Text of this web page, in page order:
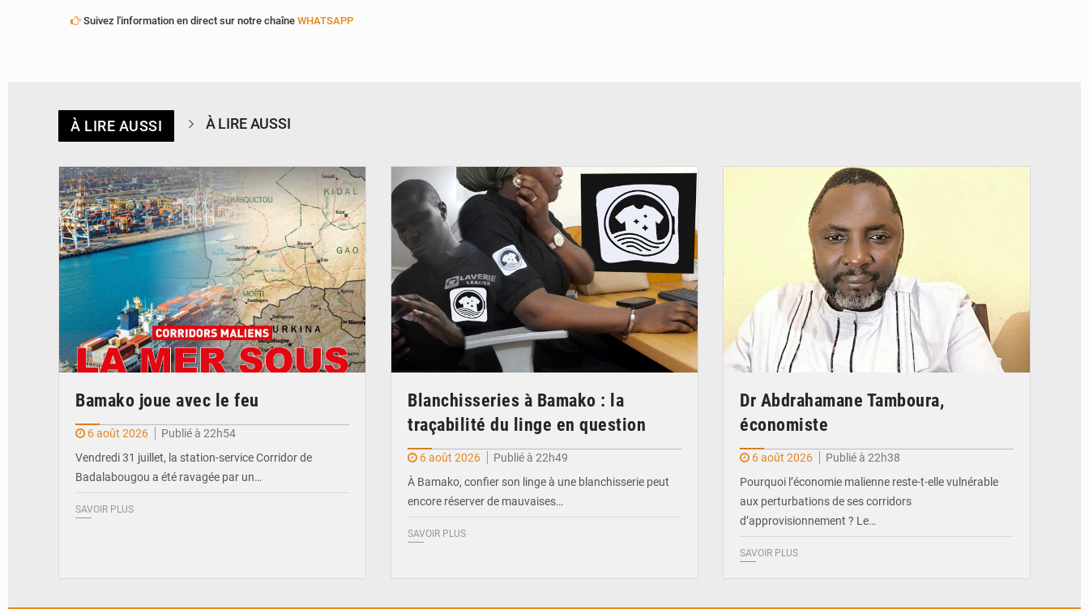
Suivez l'information en direct sur notre chaîne WHATSAPP
À LIRE AUSSI À LIRE AUSSI
© JDM
Bamako joue avec le feu
6 août 2026
Publié à 22h54
Vendredi 31 juillet, la station-service Corridor de
Badalabougou a été ravagée par un…
SAVOIR PLUS
Blanchisseries à Bamako : la
traçabilité du linge en question
6 août 2026
Publié à 22h49
À Bamako, confier son linge à une blanchisserie peut
encore réserver de mauvaises…
SAVOIR PLUS
Dr Abdrahamane Tamboura,
économiste
6 août 2026
Publié à 22h38
Pourquoi l’économie malienne reste-t-elle vulnérable
aux perturbations de ses corridors
d’approvisionnement ? Le…
SAVOIR PLUS